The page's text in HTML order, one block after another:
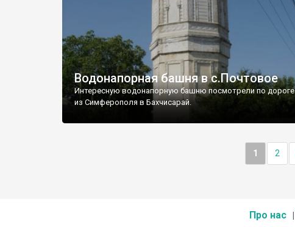
Водонапорная башня в с.Почтовое
Интересную водонапорную башню посмотрели по дороге
из Симферополя в Бахчисарай.
1 2
Про нас